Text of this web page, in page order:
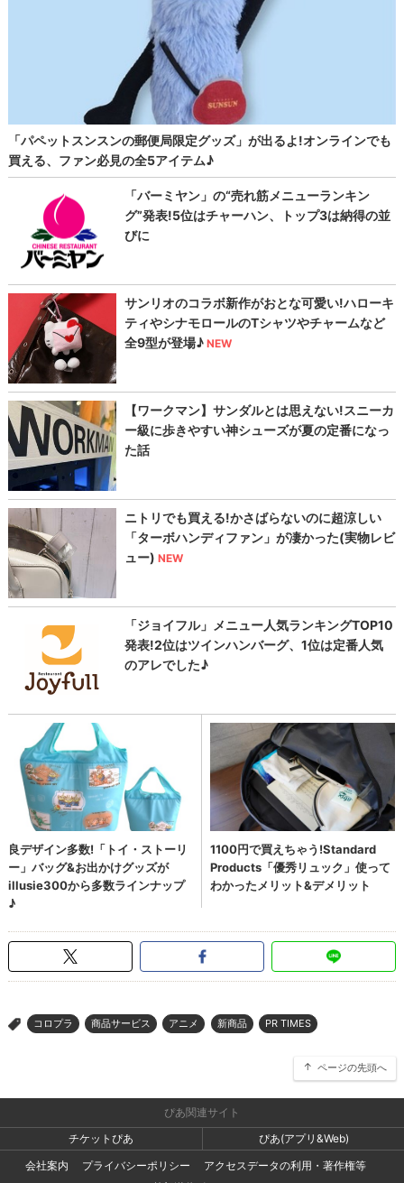
> コロプラ 商品サービス アニメ 新商品 PR TIMES
ページの先頭へ
ぴあ関連サイト
チケットぴあ
ぴあ(アプリ&Web)
会社案内
プライバシーポリシー
アクセスデータの利用・著作権等